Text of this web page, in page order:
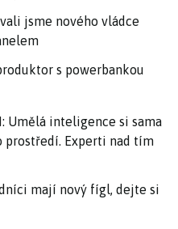
jsme nového vládce
s powerbankou
Umělá inteligence si sama
prostředí. Experti nad tím
mají nový fígl, dejte si